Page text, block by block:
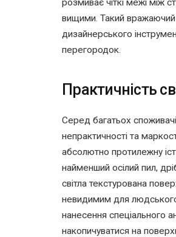
розмиває чіткі межі між
вищими. Такий
дизайнерського
перегородок.
Практичність
Серед багатьох
непрактичності та
абсолютно протилежну
найменший осілий пил,
світла текстурована
невидимим для людського
нанесення спеціального
накопичуватися на